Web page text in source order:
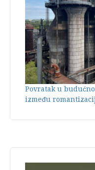
Povratak u
između